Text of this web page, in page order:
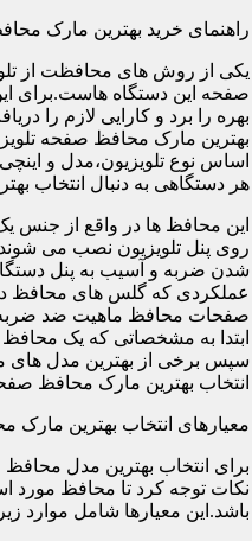
راهنمای خرید بهترین مارک
یکی از روش های محافظت از
صفحه این دستگاه هاست.برای
بهره را برد و کارایی لازم را
بهترین مارک محافظ صفحه
اساس نوع تلویزیون،مدل و
هر دستگاهی به دنبال انتخاب
این محافظ ها در واقع از
روی پنل تلویزیون نصب می شوند
شدن ضربه و آسیب به پنل
عملکردی که گلس های محافظ
صفحات محافظ ماهیت ضد
ابتدا به مشخصاتی که یک
سپس برخی از بهترین مدل های
انتخاب بهترین مارک محافظ
معیارهای انتخاب بهترین مارک
برای انتخاب بهترین مدل
نکات توجه کرد تا محافظ مورد
باشد.این معیارها شامل موارد